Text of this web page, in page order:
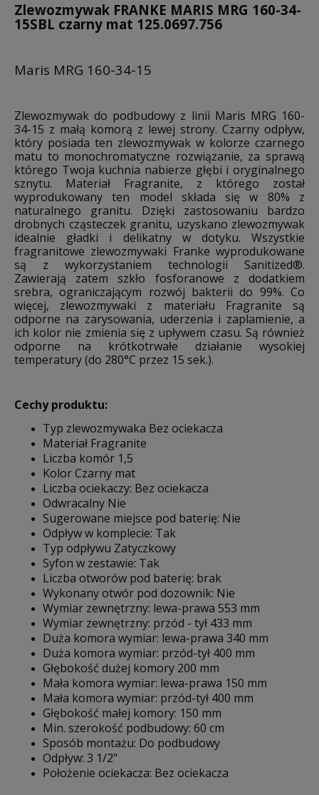
Zlewozmywak FRANKE MARIS MRG 160-34-
15SBL czarny mat 125.0697.756
Maris MRG 160-34-15
Zlewozmywak do podbudowy z linii Maris MRG 160-
34-15 z małą komorą z lewej strony. Czarny odpływ,
który posiada ten zlewozmywak w kolorze czarnego
matu to monochromatyczne rozwiązanie, za sprawą
którego Twoja kuchnia nabierze głębi i oryginalnego
sznytu. Materiał Fragranite, z którego został
wyprodukowany ten model składa się w 80% z
naturalnego granitu. Dzięki zastosowaniu bardzo
drobnych cząsteczek granitu, uzyskano zlewozmywak
idealnie gładki i delikatny w dotyku. Wszystkie
fragranitowe zlewozmywaki Franke wyprodukowane
są z wykorzystaniem technologii Sanitized®.
Zawierają zatem szkło fosforanowe z dodatkiem
srebra, ograniczającym rozwój bakterii do 99%. Co
więcej, zlewozmywaki z materiału Fragranite są
odporne na zarysowania, uderzenia i zaplamienie, a
ich kolor nie zmienia się z upływem czasu. Są również
odporne na krótkotrwałe działanie wysokiej
temperatury (do 280°C przez 15 sek.).
Cechy produktu:
Typ zlewozmywaka Bez ociekacza
Materiał Fragranite
Liczba komór 1,5
Kolor Czarny mat
Liczba ociekaczy: Bez ociekacza
Odwracalny Nie
Sugerowane miejsce pod baterię: Nie
Odpływ w komplecie: Tak
Typ odpływu Zatyczkowy
Syfon w zestawie: Tak
Liczba otworów pod baterię: brak
Wykonany otwór pod dozownik: Nie
Wymiar zewnętrzny: lewa-prawa 553 mm
Wymiar zewnętrzny: przód - tył 433 mm
Duża komora wymiar: lewa-prawa 340 mm
Duża komora wymiar: przód-tył 400 mm
Głębokość dużej komory 200 mm
Mała komora wymiar: lewa-prawa 150 mm
Mała komora wymiar: przód-tył 400 mm
Głębokość małej komory: 150 mm
Min. szerokość podbudowy: 60 cm
Sposób montażu: Do podbudowy
Odpływ: 3 1/2"
Położenie ociekacza: Bez ociekacza